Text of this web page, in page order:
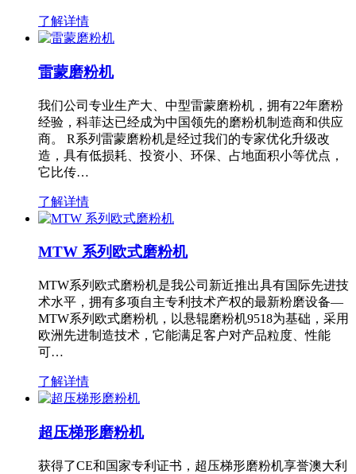
了解详情
雷蒙磨粉机
我们公司专业生产大、中型雷蒙磨粉机，拥有22年磨粉
经验，科菲达已经成为中国领先的磨粉机制造商和供应
商。 R系列雷蒙磨粉机是经过我们的专家优化升级改
造，具有低损耗、投资小、环保、占地面积小等优点，
它比传…
了解详情
MTW 系列欧式磨粉机
MTW系列欧式磨粉机是我公司新近推出具有国际先进技
术水平，拥有多项自主专利技术产权的最新粉磨设备—
MTW系列欧式磨粉机，以悬辊磨粉机9518为基础，采用
欧洲先进制造技术，它能满足客户对产品粒度、性能
可…
了解详情
超压梯形磨粉机
获得了CE和国家专利证书，超压梯形磨粉机享誉澳大利